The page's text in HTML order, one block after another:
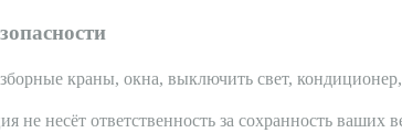
краны, окна, выключить свет,
несёт ответственность за сохранность ваших